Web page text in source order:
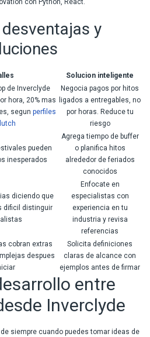
con Python, React.
y
Solucion inteligente
de Inverclyde
hora, 20% mas
segun perfiles
Negocia pagos por hitos
ligados a entregables, no
por horas. Reduce tu
riesgo
pueden
inesperados
Agrega tiempo de buffer
o planifica hitos
alrededor de feriados
conocidos
diciendo que
dificil distinguir
Enfocate en
especialistas con
experiencia en tu
industria y revisa
referencias
cobran extras
despues
Solicita definiciones
claras de alcance con
ejemplos antes de firmar
entre
Inverclyde
siempre cuando puedes tomar ideas de